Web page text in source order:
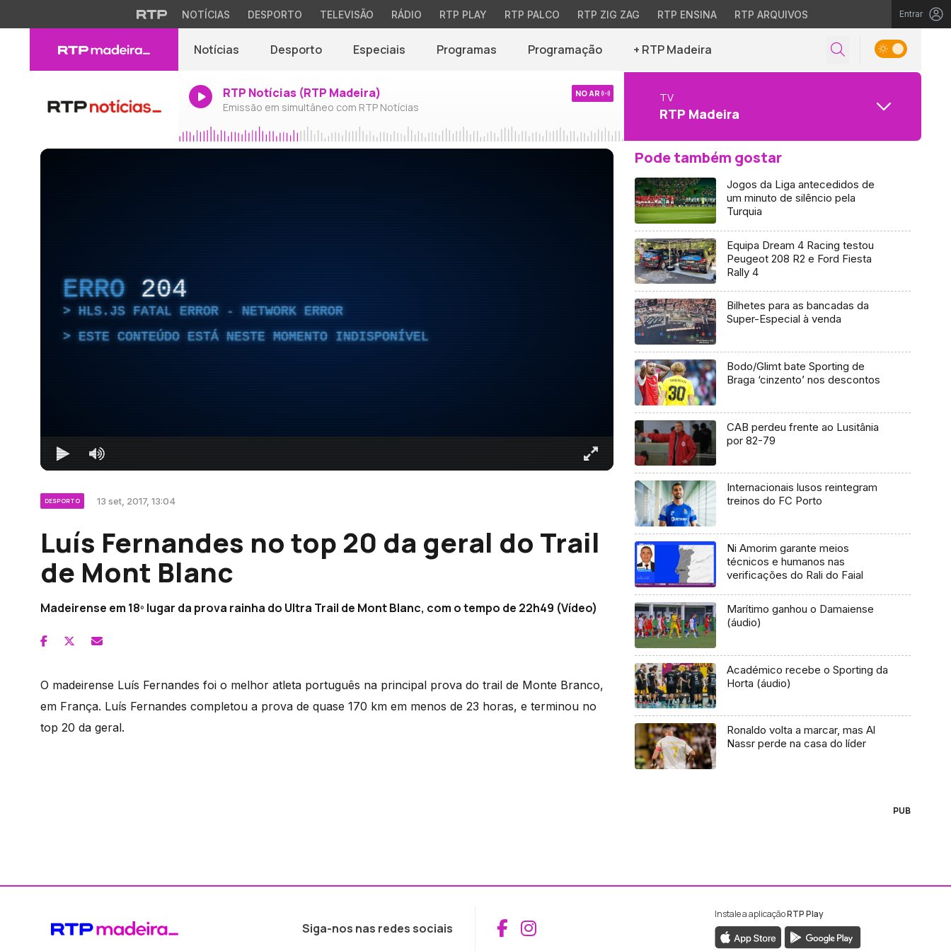
NOTÍCIAS DESPORTO TELEVISÃO RÁDIO RTP PLAY RTP PALCO RTP ZIG ZAG RTP ENSINA RTP ARQUIVOS Entrar
Notícias Desporto Especiais Programas Programação + RTP Madeira
RTP Notícias (RTP Madeira)
Emissão em simultâneo com RTP Notícias
NO AR TV
RTP Madeira
ERRO 204
HLS.JS FATAL ERROR - NETWORK ERROR
ESTE CONTEÚDO ESTÁ NESTE MOMENTO INDISPONÍVEL
DESPORTO 13 set, 2017, 13:04
Luís Fernandes no top 20 da geral do Trail
de Mont Blanc
Madeirense em 18º lugar da prova rainha do Ultra Trail de Mont Blanc, com o tempo de 22h49 (Vídeo)
O madeirense Luís Fernandes foi o melhor atleta português na principal prova do trail de Monte Branco,
em França. Luís Fernandes completou a prova de quase 170 km em menos de 23 horas, e terminou no
top 20 da geral.
Pode também gostar
Jogos da Liga antecedidos de
um minuto de silêncio pela
Turquia
Equipa Dream 4 Racing testou
Peugeot 208 R2 e Ford Fiesta
Rally 4
Bilhetes para as bancadas da
Super-Especial à venda
Bodo/Glimt bate Sporting de
Braga ‘cinzento’ nos descontos
CAB perdeu frente ao Lusitânia
por 82-79
Internacionais lusos reintegram
treinos do FC Porto
Ni Amorim garante meios
técnicos e humanos nas
verificações do Rali do Faial
Marítimo ganhou o Damaiense
(áudio)
Académico recebe o Sporting da
Horta (áudio)
Ronaldo volta a marcar, mas Al
Nassr perde na casa do líder
PUB
Siga-nos nas redes sociais Aceder ao Facebook da RTP Madeira
Aceder ao Instagram da RTP Madeira
Instale a aplicaçãoRTP Play